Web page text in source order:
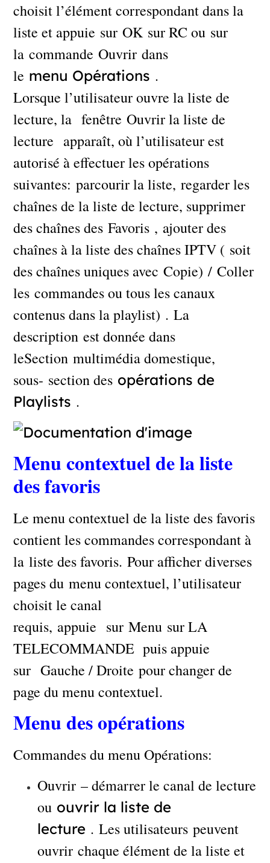
choisit l’élément correspondant dans la
liste et appuie sur OK sur RC ou sur
la commande Ouvrir dans
le menu Opérations .
Lorsque l’utilisateur ouvre la liste de
lecture, la fenêtre Ouvrir la liste de
lecture apparaît, où l’utilisateur est
autorisé à effectuer les opérations
suivantes: parcourir la liste, regarder les
chaînes de la liste de lecture, supprimer
des chaînes des Favoris , ajouter des
chaînes à la liste des chaînes IPTV ( soit
des chaînes uniques avec Copie) / Coller
les commandes ou tous les canaux
contenus dans la playlist) . La
description est donnée dans
leSection multimédia domestique,
sous- section des opérations de
Playlists .
Menu contextuel de la liste
des favoris
Le menu contextuel de la liste des favoris
contient les commandes correspondant à
la liste des favoris. Pour afficher diverses
pages du menu contextuel, l’utilisateur
choisit le canal
requis, appuie sur Menu sur LA
TELECOMMANDE puis appuie
sur Gauche / Droite pour changer de
page du menu contextuel.
Menu des opérations
Commandes du menu Opérations:
Ouvrir – démarrer le canal de lecture
ou ouvrir la liste de
lecture . Les utilisateurs peuvent
ouvrir chaque élément de la liste et